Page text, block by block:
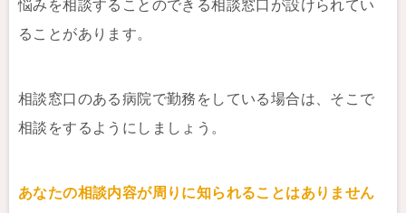
悩みを相談することのできる相談窓口が設けられてい
ることがあります。
相談窓口のある病院で勤務をしている場合は、そこで
相談をするようにしましょう。
あなたの相談内容が周りに知られることはありません